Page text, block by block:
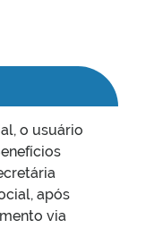
o usuário
após
via